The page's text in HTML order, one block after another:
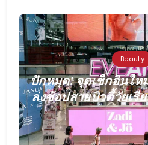
Beauty
ปักหมุด! จุดเช็กอินให
ล่งช้อปสายบิวตี้วัยเรีย
Glow Station เปิดแล้
Centerpoint